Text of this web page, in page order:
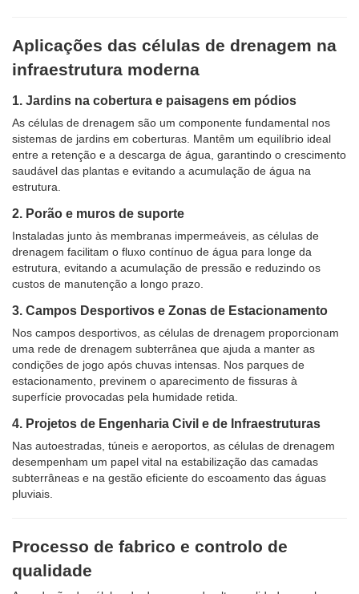
Aplicações das células de drenagem na
infraestrutura moderna
1. Jardins na cobertura e paisagens em pódios
As células de drenagem são um componente fundamental nos
sistemas de jardins em coberturas. Mantêm um equilíbrio ideal
entre a retenção e a descarga de água, garantindo o crescimento
saudável das plantas e evitando a acumulação de água na
estrutura.
2. Porão e muros de suporte
Instaladas junto às membranas impermeáveis, as células de
drenagem facilitam o fluxo contínuo de água para longe da
estrutura, evitando a acumulação de pressão e reduzindo os
custos de manutenção a longo prazo.
3. Campos Desportivos e Zonas de Estacionamento
Nos campos desportivos, as células de drenagem proporcionam
uma rede de drenagem subterrânea que ajuda a manter as
condições de jogo após chuvas intensas. Nos parques de
estacionamento, previnem o aparecimento de fissuras à
superfície provocadas pela humidade retida.
4. Projetos de Engenharia Civil e de Infraestruturas
Nas autoestradas, túneis e aeroportos, as células de drenagem
desempenham um papel vital na estabilização das camadas
subterrâneas e na gestão eficiente do escoamento das águas
pluviais.
Processo de fabrico e controlo de
qualidade